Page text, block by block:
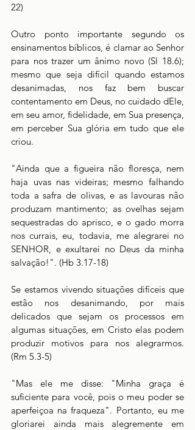
22)
Outro ponto importante segundo os
ensinamentos bíblicos, é clamar ao Senhor
para nos trazer um ânimo novo (Sl 18.6);
mesmo que seja difícil quando estamos
desanimadas, nos faz bem buscar
contentamento em Deus, no cuidado dEle,
em seu amor, fidelidade, em Sua presença,
em perceber Sua glória em tudo que ele
criou.
"Ainda que a figueira não floresça, nem
haja uvas nas videiras; mesmo falhando
toda a safra de olivas, e as lavouras não
produzam mantimento; as ovelhas sejam
sequestradas do aprisco, e o gado morra
nos currais, eu, todavia, me alegrarei no
SENHOR, e exultarei no Deus da minha
salvação!". (Hb 3.17-18)
Se estamos vivendo situações difíceis que
estão nos desanimando, por mais
delicados que sejam os processos em
algumas situações, em Cristo elas podem
produzir motivos para nos alegrarmos.
(Rm 5.3-5)
"Mas ele me disse: "Minha graça é
suficiente para você, pois o meu poder se
aperfeiçoa na fraqueza". Portanto, eu me
gloriarei ainda mais alegremente em